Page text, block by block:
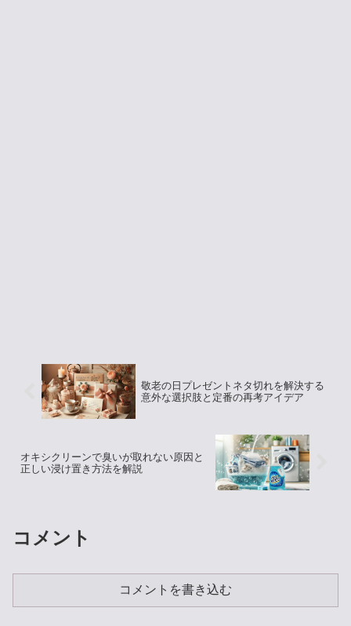
敬老の日プレゼントネタ切れを解決する
意外な選択肢と定番の再考アイデア
オキシクリーンで臭いが取れない原因と
正しい浸け置き方法を解説
コメント
コメントを書き込む